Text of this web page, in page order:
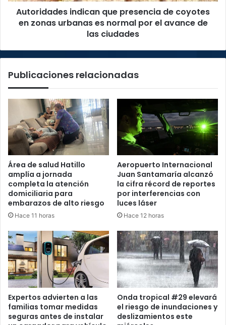
normal
avance
las
Autoridades indican que presencia de coyotes
en zonas urbanas es normal por el avance de
las ciudades
Publicaciones relacionadas
Área de salud Hatillo
amplía a jornada
completa la atención
domiciliaria para
embarazos de alto riesgo
Hace 11 horas
Aeropuerto Internacional
Juan Santamaría alcanzó
la cifra récord de reportes
por interferencias con
luces láser
Hace 12 horas
Expertos advierten a las
familias tomar medidas
seguras antes de instalar
Onda tropical #29 elevará
el riesgo de inundaciones y
deslizamientos este